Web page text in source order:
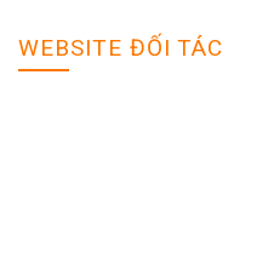
WEBSITE ĐỐI TÁC